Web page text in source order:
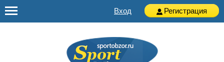
Вход Регистрация